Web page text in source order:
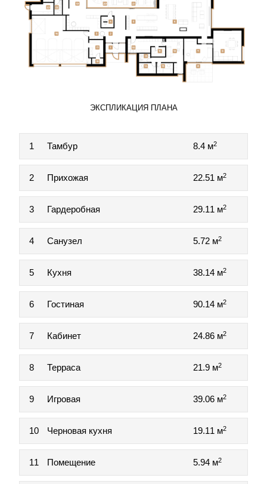
ЭКСПЛИКАЦИЯ ПЛАНА
1 Тамбур 8.4 м2
2 Прихожая 22.51 м2
3 Гардеробная 29.11 м2
4 Санузел 5.72 м2
5 Кухня 38.14 м2
6 Гостиная 90.14 м2
7 Кабинет 24.86 м2
8 Терраса 21.9 м2
9 Игровая 39.06 м2
10 Черновая кухня 19.11 м2
11 Помещение 5.94 м2